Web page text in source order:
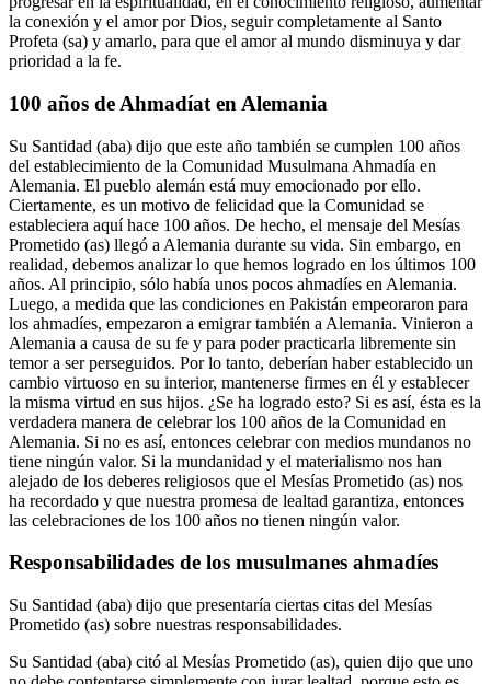
la conexión y el amor por Dios, seguir completamente al Santo
Profeta (sa) y amarlo, para que el amor al mundo disminuya y dar
prioridad a la fe.
100 años de Ahmadíat en Alemania
Su Santidad (aba) dijo que este año también se cumplen 100 años
del establecimiento de la Comunidad Musulmana Ahmadía en
Alemania. El pueblo alemán está muy emocionado por ello.
Ciertamente, es un motivo de felicidad que la Comunidad se
estableciera aquí hace 100 años. De hecho, el mensaje del Mesías
Prometido (as) llegó a Alemania durante su vida. Sin embargo, en
realidad, debemos analizar lo que hemos logrado en los últimos 100
años. Al principio, sólo había unos pocos ahmadíes en Alemania.
Luego, a medida que las condiciones en Pakistán empeoraron para
los ahmadíes, empezaron a emigrar también a Alemania. Vinieron a
Alemania a causa de su fe y para poder practicarla libremente sin
temor a ser perseguidos. Por lo tanto, deberían haber establecido un
cambio virtuoso en su interior, mantenerse firmes en él y establecer
la misma virtud en sus hijos. ¿Se ha logrado esto? Si es así, ésta es la
verdadera manera de celebrar los 100 años de la Comunidad en
Alemania. Si no es así, entonces celebrar con medios mundanos no
tiene ningún valor. Si la mundanidad y el materialismo nos han
alejado de los deberes religiosos que el Mesías Prometido (as) nos
ha recordado y que nuestra promesa de lealtad garantiza, entonces
las celebraciones de los 100 años no tienen ningún valor.
Responsabilidades de los musulmanes ahmadíes
Su Santidad (aba) dijo que presentaría ciertas citas del Mesías
Prometido (as) sobre nuestras responsabilidades.
Su Santidad (aba) citó al Mesías Prometido (as), quien dijo que uno